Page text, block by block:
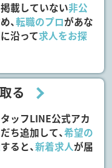
載していない非公
、転職のプロがあな
沿って求人をお探
る
ッフLINE公式アカ
ち追加して、希望の
すると、新着求人が届